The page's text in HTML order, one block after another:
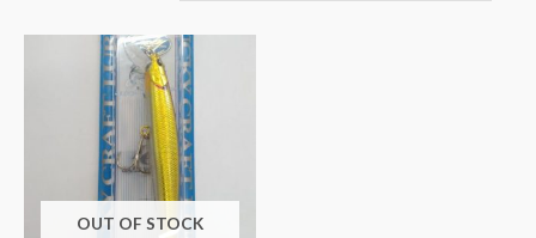
OUT OF STOCK